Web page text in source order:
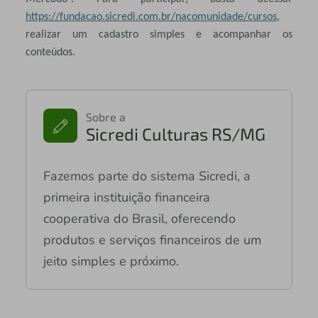
https://fundacao.sicredi.com.br/nacomunidade/cursos,
realizar um cadastro simples e acompanhar os
conteúdos.
Sobre a
Sicredi Culturas RS/MG
Fazemos parte do sistema Sicredi, a
primeira instituição financeira
cooperativa do Brasil, oferecendo
produtos e serviços financeiros de um
jeito simples e próximo.